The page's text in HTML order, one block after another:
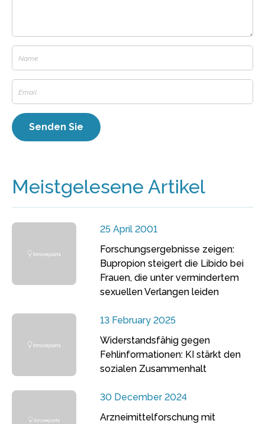
Meistgelesene Artikel
25 April 2001
Forschungsergebnisse zeigen:
Bupropion steigert die Libido bei
Frauen, die unter vermindertem
sexuellen Verlangen leiden
13 February 2025
Widerstandsfähig gegen
Fehlinformationen: KI stärkt den
sozialen Zusammenhalt
30 December 2024
Arzneimittelforschung mit